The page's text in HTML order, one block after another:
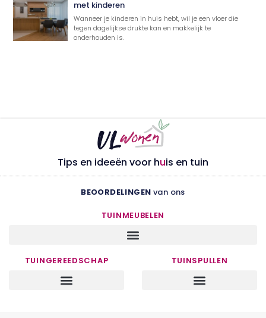
met kinderen
Wanneer je kinderen in huis hebt, wil je een vloer die
tegen dagelijkse drukte kan en makkelijk te
onderhouden is.
Tips en ideeën voor huis en tuin
BEOORDELINGEN van ons
TUINMEUBELEN
TUINGEREEDSCHAP TUINSPULLEN